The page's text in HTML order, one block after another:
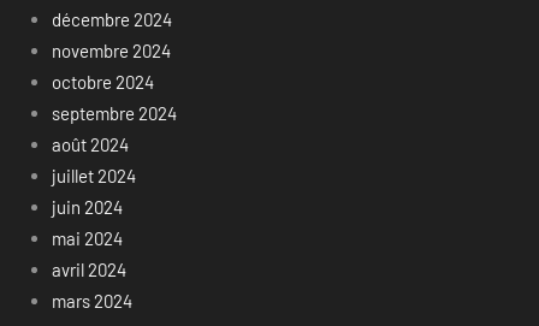
décembre 2024
novembre 2024
octobre 2024
septembre 2024
août 2024
juillet 2024
juin 2024
mai 2024
avril 2024
mars 2024